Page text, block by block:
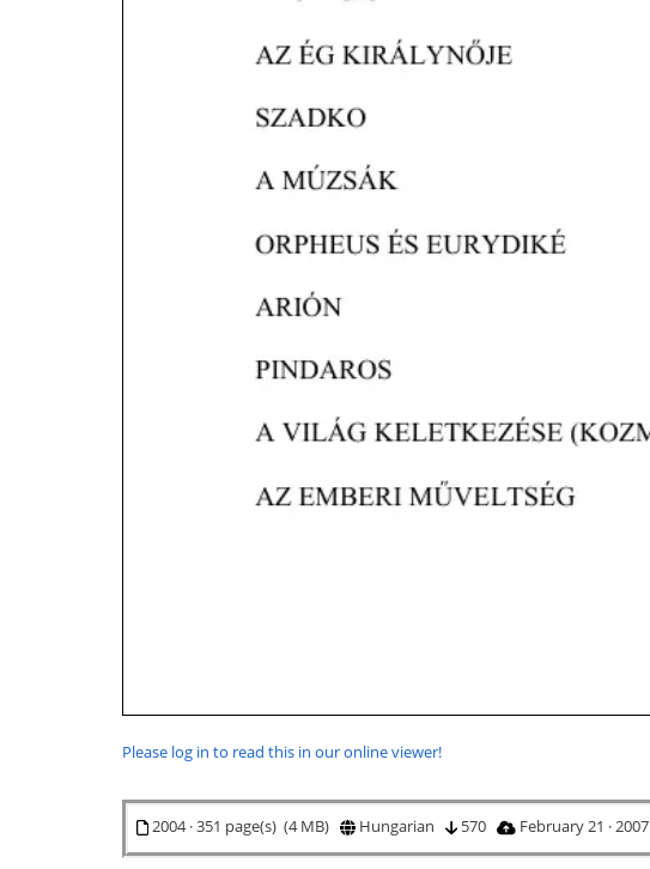
Please log in to read this in our online viewer!
2004 · 351 page(s) (4 MB) Hungarian 570 February 21 · 2007